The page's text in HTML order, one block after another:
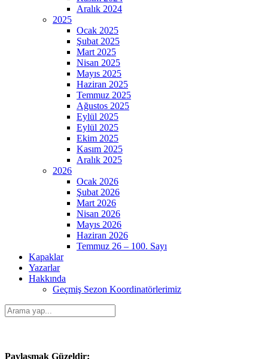
Aralık 2024
2025
Ocak 2025
Şubat 2025
Mart 2025
Nisan 2025
Mayıs 2025
Haziran 2025
Temmuz 2025
Ağustos 2025
Eylül 2025
Eylül 2025
Ekim 2025
Kasım 2025
Aralık 2025
2026
Ocak 2026
Şubat 2026
Mart 2026
Nisan 2026
Mayıs 2026
Haziran 2026
Temmuz 26 – 100. Sayı
Kapaklar
Yazarlar
Hakkında
Geçmiş Sezon Koordinatörlerimiz
Paylaşmak Güzeldir: